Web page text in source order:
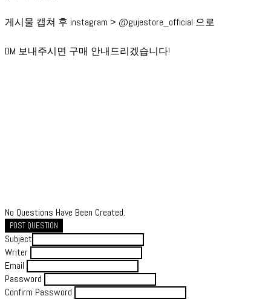
게시물 캡쳐 후 instagram > @gujestore_official 으로
DM 보내주시면 구매 안내드리겠습니다!
No Questions Have Been Created.
POST QUESTION
Subject
Writer
Email
Password
Confirm Password